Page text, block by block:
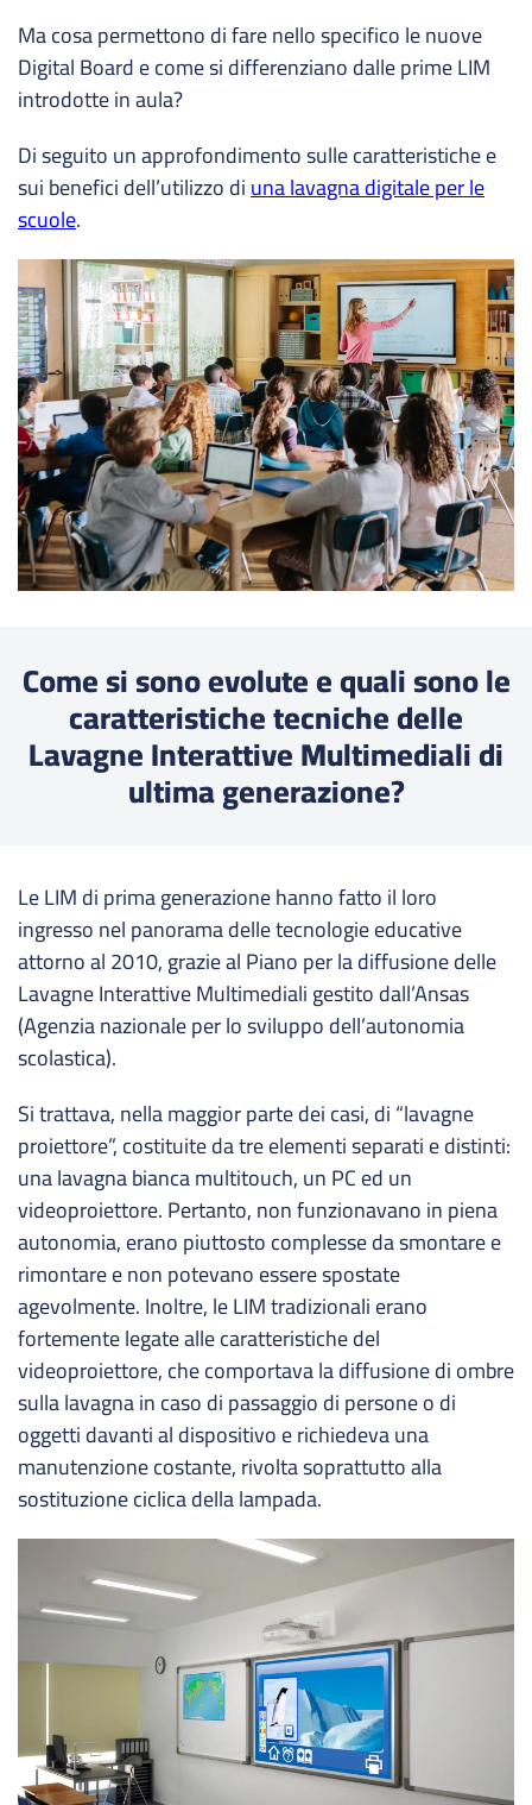
Ma cosa permettono di fare nello specifico le nuove
Digital Board e come si differenziano dalle prime LIM
introdotte in aula?
Di seguito un approfondimento sulle caratteristiche e
sui benefici dell’utilizzo diuna lavagna digitale per le
scuole.
Come si sono evolute e quali sono le
caratteristiche tecniche delle
Lavagne Interattive Multimediali di
ultima generazione?
Le LIM di prima generazione hanno fatto il loro
ingresso nel panorama delle tecnologie educative
attorno al 2010, grazie al Piano per la diffusione delle
Lavagne Interattive Multimediali gestito dall’Ansas
(Agenzia nazionale per lo sviluppo dell’autonomia
scolastica).
Si trattava, nella maggior parte dei casi, di “lavagne
proiettore”, costituite da tre elementi separati e distinti:
una lavagna bianca multitouch, un PC ed un
videoproiettore. Pertanto, non funzionavano in piena
autonomia, erano piuttosto complesse da smontare e
rimontare e non potevano essere spostate
agevolmente. Inoltre, le LIM tradizionali erano
fortemente legate alle caratteristiche del
videoproiettore, che comportava la diffusione di ombre
sulla lavagna in caso di passaggio di persone o di
oggetti davanti al dispositivo e richiedeva una
manutenzione costante, rivolta soprattutto alla
sostituzione ciclica della lampada.